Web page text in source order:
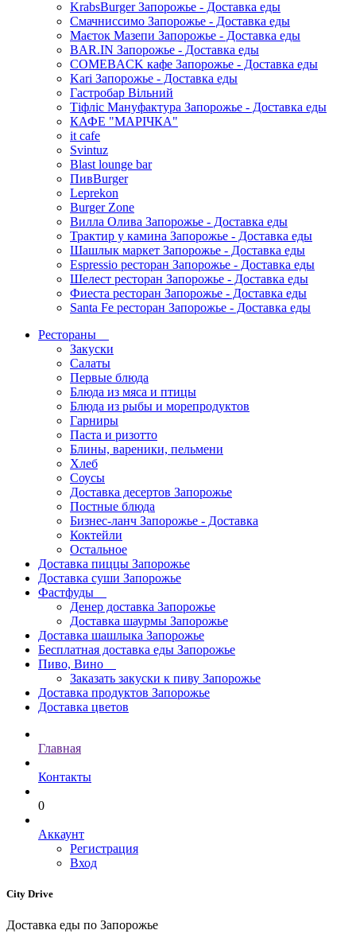
KrabsBurger Запорожье - Доставка еды
Смачниссимо Запорожье - Доставка еды
Маєток Мазепи Запорожье - Доставка еды
BAR.IN Запорожье - Доставка еды
COMEBACK кафе Запорожье - Доставка еды
Kari Запорожье - Доставка еды
Гастробар Вільний
Тіфліс Мануфактура Запорожье - Доставка еды
КАФЕ "МАРІЧКА"
it cafe
Svintuz
Blast lounge bar
ПивBurger
Leprekon
Burger Zone
Вилла Олива Запорожье - Доставка еды
Трактир у камина Запорожье - Доставка еды
Шашлык маркет Запорожье - Доставка еды
Espressio ресторан Запорожье - Доставка еды
Шелест ресторан Запорожье - Доставка еды
Фиеста ресторан Запорожье - Доставка еды
Santa Fe ресторан Запорожье - Доставка еды
Рестораны
Закуски
Салаты
Первые блюда
Блюда из мяса и птицы
Блюда из рыбы и морепродуктов
Гарниры
Паста и ризотто
Блины, вареники, пельмени
Хлеб
Соусы
Доставка десертов Запорожье
Постные блюда
Бизнес-ланч Запорожье - Доставка
Коктейли
Остальное
Доставка пиццы Запорожье
Доставка суши Запорожье
Фастфуды
Денер доставка Запорожье
Доставка шаурмы Запорожье
Доставка шашлыка Запорожье
Бесплатная доставка еды Запорожье
Пиво, Вино
Заказать закуски к пиву Запорожье
Доставка продуктов Запорожье
Доставка цветов
Главная
Контакты
0
Аккаунт
Регистрация
Вход
City Drive
Доставка еды по Запорожье